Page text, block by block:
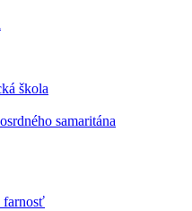
škola
samaritána
farnosť